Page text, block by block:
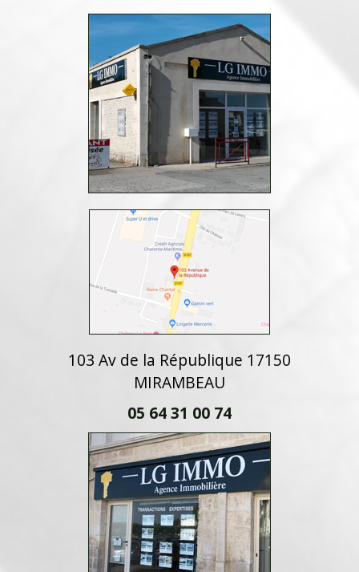
103 Av de la République 17150
MIRAMBEAU
05 64 31 00 74